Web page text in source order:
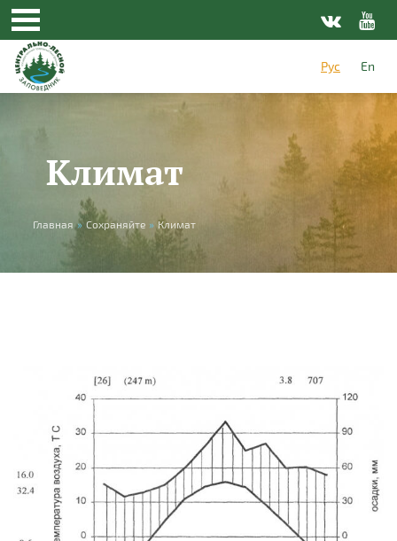
Перейти к основному содержанию
Рус
En
Климат
Вы здесь
Главная » Сохраняйте » Климат